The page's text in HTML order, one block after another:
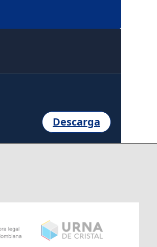
Descarga